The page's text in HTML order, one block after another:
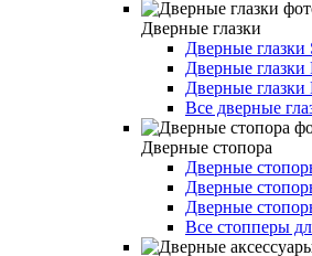
Дверные глазки
Дверные
Дверные
Дверные
Все дверные
Дверные стопора
Дверные
Дверные
Дверные
Все стопперы